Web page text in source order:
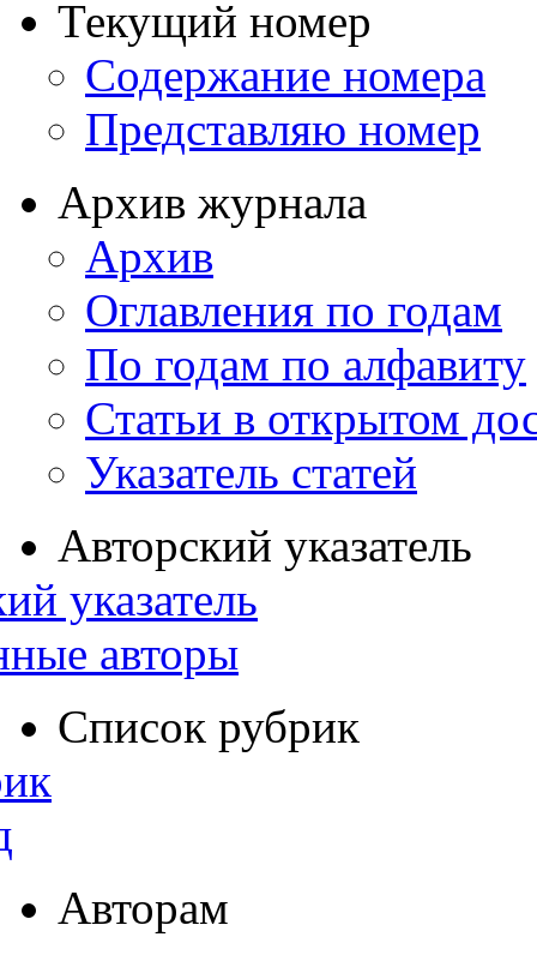
Текущий номер
Содержание номера
Представляю номер
Архив журнала
Архив
Оглавления по годам
По годам по алфавиту
Статьи в открытом
Указатель статей
Авторский указатель
указатель
авторы
Список рубрик
Авторам